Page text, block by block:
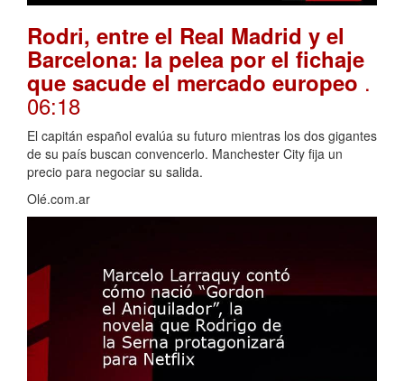
Rodri, entre el Real Madrid y el
Barcelona: la pelea por el fichaje
que sacude el mercado europeo .
06:18
El capitán español evalúa su futuro mientras los dos gigantes
de su país buscan convencerlo. Manchester City fija un
precio para negociar su salida.
Olé.com.ar